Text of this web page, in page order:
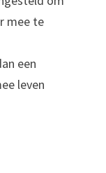
mee te
een
leven